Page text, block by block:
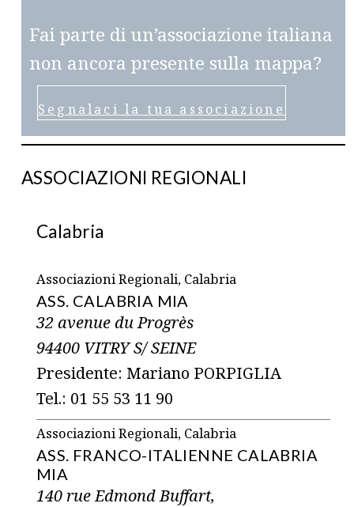
Fai parte di un’associazione italiana
non ancora presente sulla mappa?
Segnalaci la tua associazione
ASSOCIAZIONI REGIONALI
Calabria
Associazioni Regionali, Calabria
ASS. CALABRIA MIA
32 avenue du Progrès
94400 VITRY S/ SEINE
Presidente: Mariano PORPIGLIA
Tel.: 01 55 53 11 90
Associazioni Regionali, Calabria
ASS. FRANCO-ITALIENNE CALABRIA
MIA
140 rue Edmond Buffart,